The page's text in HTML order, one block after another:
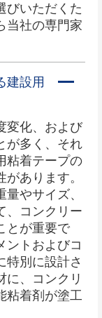
びいただくた
当社の専門家
建設用
変化、および
が多く、それ
粘着テープの
あります。
やサイズ、
、コンクリー
とが重要で
ントおよびコ
特別に設計さ
に、コンクリ
粘着剤が塗工